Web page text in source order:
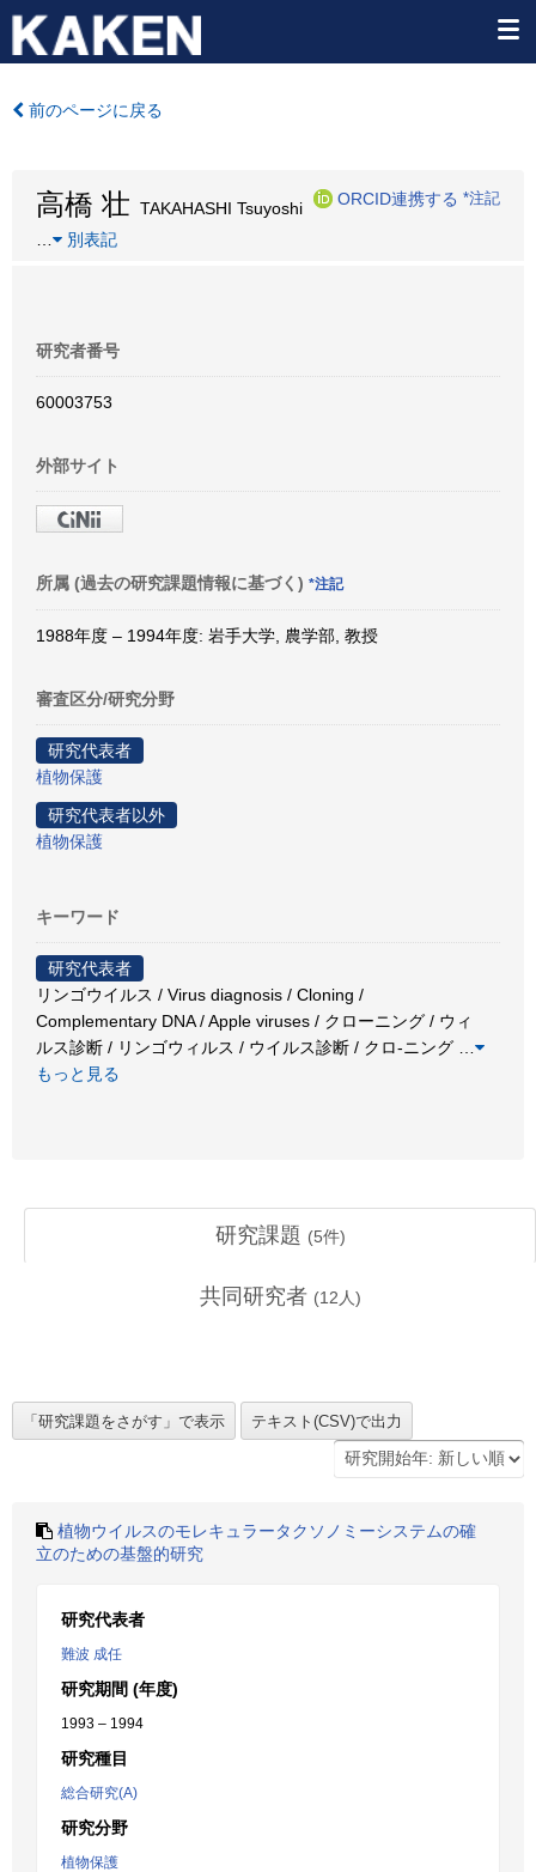
前のページに戻る
高橋 壮 TAKAHASHI Tsuyoshi
ORCID連携する *注記
別表記
研究者番号
60003753
外部サイト
所属 (過去の研究課題情報に基づく) *注記
1988年度 – 1994年度: 岩手大学, 農学部, 教授
審査区分/研究分野
研究代表者
植物保護
研究代表者以外
植物保護
キーワード
研究代表者
リンゴウイルス / Virus diagnosis / Cloning /
Complementary DNA / Apple viruses / クローニング / ウィ
ルス診断 / リンゴウィルス / ウイルス診断 / クロ-ニング
もっと見る
研究課題 (5件)
共同研究者 (12 人)
植物ウイルスのモレキュラータクソノミーシステムの確
立のための基盤的研究
研究代表者
難波 成任
研究期間 (年度)
1993 – 1994
研究種目
総合研究(A)
研究分野
植物保護